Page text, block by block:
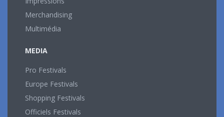
Merchandising
Multimédia
MEDIA
Pro Festivals
Europe Festivals
Shopping Festivals
Officiels Festivals